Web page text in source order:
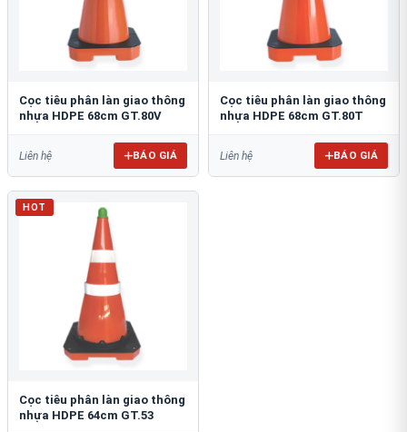
Cọc tiêu phân làn giao thông
nhựa HDPE 68cm GT.80V
Liên hệ BÁO GIÁ
Cọc tiêu phân làn giao thông
nhựa HDPE 68cm GT.80T
Liên hệ BÁO GIÁ
HOT
Cọc tiêu phân làn giao thông
nhựa HDPE 64cm GT.53